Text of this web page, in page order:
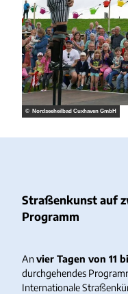
© Nordseeheilbad Cuxhaven GmbH
Straßenkunst auf
Programm
An vier Tagen von 11
durchgehendes
Internationale